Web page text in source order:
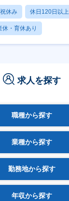
休み 休日120日以上
休・育休あり
求人を探す
職種から探す
業種から探す
勤務地から探す
年収から探す